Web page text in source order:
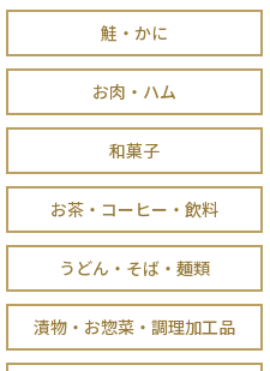
鮭・かに
お肉・ハム
和菓子
お茶・コーヒー・飲料
うどん・そば・麺類
漬物・お惣菜・調理加工品